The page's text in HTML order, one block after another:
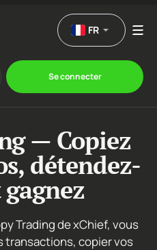
FR
Se connecter
— Copiez
détendez-
Trading de xChief, vous
transactions, copier vos